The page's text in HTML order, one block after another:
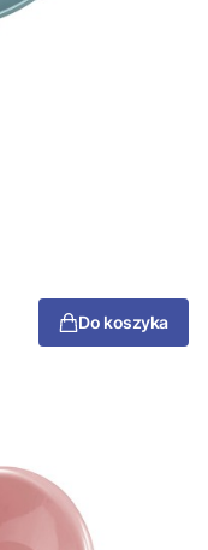
Do koszyka